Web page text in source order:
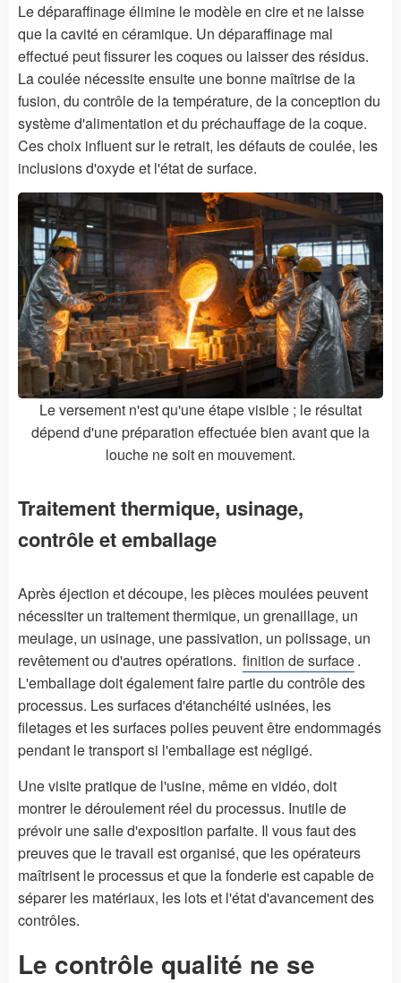
Le déparaffinage élimine le modèle en cire et ne laisse
que la cavité en céramique. Un déparaffinage mal
effectué peut fissurer les coques ou laisser des résidus.
La coulée nécessite ensuite une bonne maîtrise de la
fusion, du contrôle de la température, de la conception du
système d'alimentation et du préchauffage de la coque.
Ces choix influent sur le retrait, les défauts de coulée, les
inclusions d'oxyde et l'état de surface.
Le versement n'est qu'une étape visible ; le résultat
dépend d'une préparation effectuée bien avant que la
louche ne soit en mouvement.
Traitement thermique, usinage,
contrôle et emballage
Après éjection et découpe, les pièces moulées peuvent
nécessiter un traitement thermique, un grenaillage, un
meulage, un usinage, une passivation, un polissage, un
revêtement ou d'autres opérations. finition de surface.
L'emballage doit également faire partie du contrôle des
processus. Les surfaces d'étanchéité usinées, les
filetages et les surfaces polies peuvent être endommagés
pendant le transport si l'emballage est négligé.
Une visite pratique de l'usine, même en vidéo, doit
montrer le déroulement réel du processus. Inutile de
prévoir une salle d'exposition parfaite. Il vous faut des
preuves que le travail est organisé, que les opérateurs
maîtrisent le processus et que la fonderie est capable de
séparer les matériaux, les lots et l'état d'avancement des
contrôles.
Le contrôle qualité ne se